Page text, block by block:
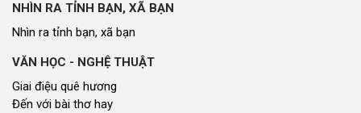
NHÌN RA TỈNH BẠN, XÃ BẠN
Nhìn ra tỉnh bạn, xã bạn
VĂN HỌC - NGHỆ THUẬT
Giai điệu quê hương
Đến với bài thơ hay